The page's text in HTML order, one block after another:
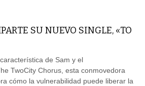
SU NUEVO SINGLE, «TO
de Sam y el
TwoCity Chorus, esta conmovedora
cómo la vulnerabilidad puede liberar la